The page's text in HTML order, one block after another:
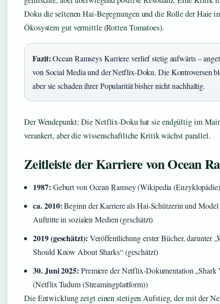
Doku die seltenen Hai-Begegnungen und die Rolle der Haie
Ökosystem gut vermittle (Rotten Tomatoes).
Fazit:Ocean Ramseys Karriere verlief stetig aufwärts –
von Social Media und der Netflix-Doku. Die Kontroversen
aber sie schaden ihrer Popularität bisher nicht nachhaltig.
Der Wendepunkt: Die Netflix-Doku hat sie endgültig im
verankert, aber die wissenschaftliche Kritik wächst parallel.
Zeitleiste der Karriere von Ocean
1987: Geburt von Ocean Ramsey (Wikipedia
ca. 2010:Beginn der Karriere als Hai-Schützerin und Model
Auftritte in sozialen Medien (geschätzt)
2019 (geschätzt): Veröffentlichung erster Bücher, darunter
Should Know About Sharks“ (geschätzt)
30. Juni 2025: Premiere der Netflix-Dokumentation „Shark
(Netflix Tudum (Streamingplattform))
Die Entwicklung zeigt einen stetigen Aufstieg, der mit der